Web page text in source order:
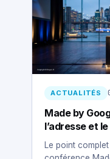
ACTUALITÉS
Made by
l’adresse et
pour t’écouler
Le point